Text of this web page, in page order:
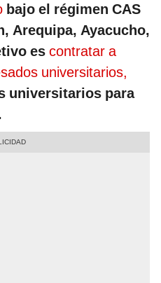
bajo el régimen CAS
Arequipa, Ayacucho,
es contratar a
universitarios,
universitarios para